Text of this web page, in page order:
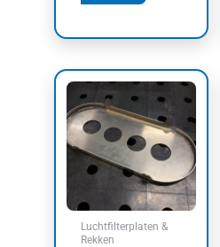
Luchtfilterplaten &
Rekken